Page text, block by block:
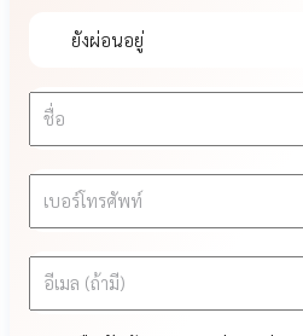
ยังผ่อนอยู่
ชื่อ
เบอร์โทรศัพท์
อีเมล (ถ้ามี)